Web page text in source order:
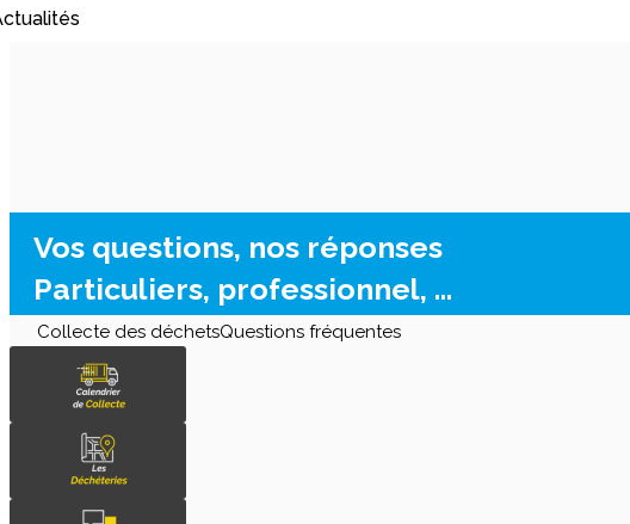
Vos questions, nos réponses
Particuliers, professionnel, ...
Collecte des déchetsQuestions fréquentes